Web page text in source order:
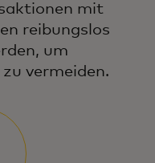
mit
reibungslos
um
vermeiden.